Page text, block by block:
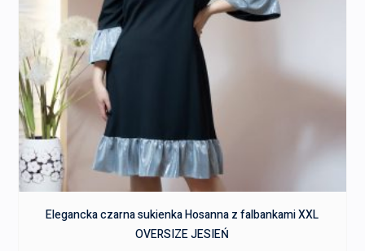
Elegancka czarna sukienka Hosanna z falbankami XXL
OVERSIZE JESIEŃ